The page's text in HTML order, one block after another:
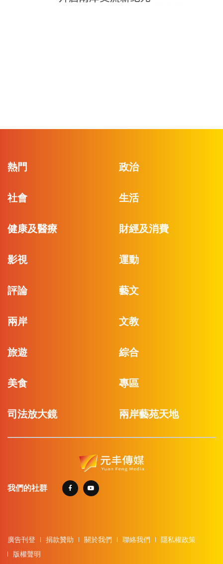
熱門 政治
社會 生活
健康及醫療 財經及消費
影視 運動
評論 藝文
兩岸 文教
旅遊 綜合
美食 專區
司法放大鏡 兩岸藝苑天地
我們的社群
廣告刊登 捐款贊助 關於我們 聯絡我們
隱私權政策
版權聲明